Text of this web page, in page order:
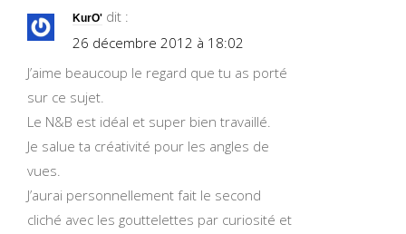
KurO' dit :
26 décembre 2012 à 18:02
J’aime beaucoup le regard que tu as porté
sur ce sujet.
Le N&B est idéal et super bien travaillé.
Je salue ta créativité pour les angles de
vues.
J’aurai personnellement fait le second
cliché avec les gouttelettes par curiosité et